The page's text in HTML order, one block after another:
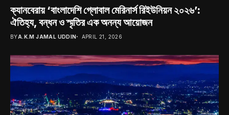
ক্যানবেরায় ‘বাংলাদেশি গ্লোবাল মেরিনার্স রিইউনিয়ন ২০২৬’:
ঐতিহ্য, বন্ধন ও স্মৃতির এক অনন্য আয়োজন
BYA.K.M JAMAL UDDIN APRIL 21, 2026